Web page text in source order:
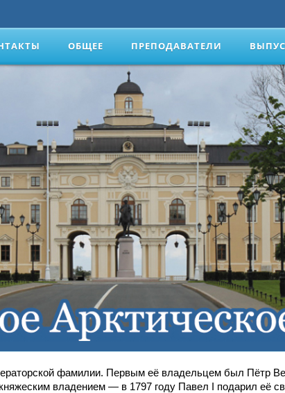
ОБЩЕЕ ПРЕПОДАВАТЕЛИ
фамилии. Первым её владельцем был Пётр
владением — в 1797 году Павел I подарил её